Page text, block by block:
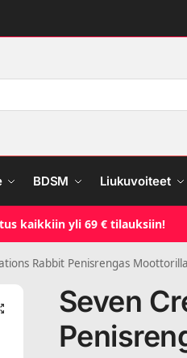
BDSM Liukuvoiteet
kaikkiin yli 69 € tilauksiin!
Rabbit Penisrengas Moottorilla
Seven